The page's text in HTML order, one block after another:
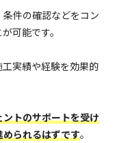
件の確認などをコン
可能です。
実績や経験を効果的
ントのサポートを受け
られるはずです。